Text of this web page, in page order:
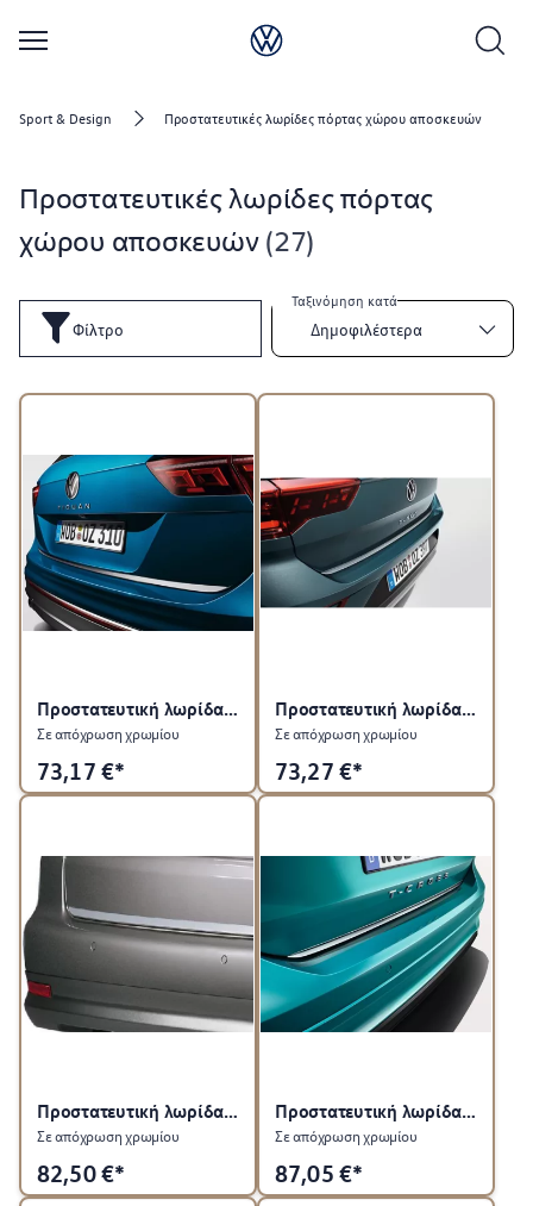
Sport & Design Προστατευτικές λωρίδες πόρτας χώρου αποσκευών
Προστατευτικές λωρίδες πόρτας
χώρου αποσκευών 27
Φίλτρο
Ταξινόμηση κατά
Δημοφιλέστερα
Προστατευτική λωρίδα για πίσω καπό
Σε απόχρωση χρωμίου
73,17 €*
Προστατευτική λωρίδα για πίσω καπό
Σε απόχρωση χρωμίου
73,27 €*
Προστατευτική λωρίδα για πίσω καπό
Σε απόχρωση χρωμίου
82,50€*
Προστατευτική λωρίδα για πίσω καπό
Σε απόχρωση χρωμίου
87,05 €*